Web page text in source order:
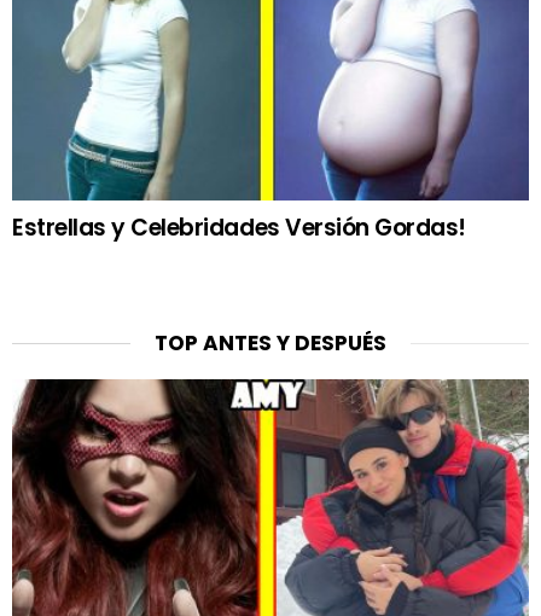
Estrellas y Celebridades Versión Gordas!
TOP ANTES Y DESPUÉS